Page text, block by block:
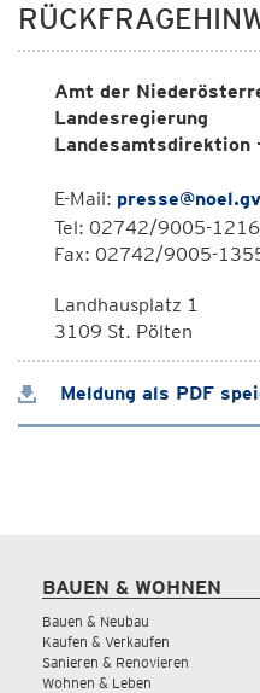
Amt der
Landesregierung
Landesamtsdirektion
E-Mail:
Tel: 02742/9005-
Fax: 02742/9005-
Landhausplatz 1
3109 St. Pölten
Meldung als PDF
BAUEN & WOHNEN
Bauen & Neubau
Kaufen & Verkaufen
Sanieren & Renovieren
Wohnen & Leben